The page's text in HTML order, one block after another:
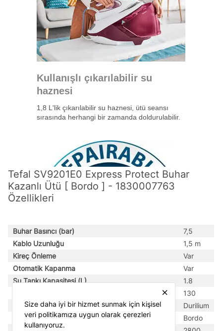
Tefal SV9201E0 Express Protect Buhar
Kazanlı Ütü [ Bordo ] - 1830007763
Özellikleri
Buhar Basıncı (bar)
7,5
Kablo Uzunluğu
1,5 m
Kireç Önleme
Var
Otomatik Kapanma
Var
Su Tankı Kapasitesi (L)
1.8
130
Taban
Durilium
Ürün Rengi
Bordo
close
Size daha iyi bir hizmet sunmak için kişisel
veri politikamıza uygun olarak çerezleri
kullanıyoruz.